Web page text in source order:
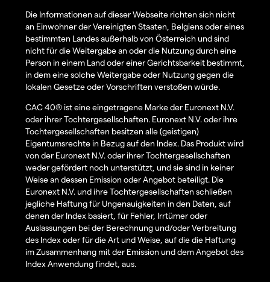
Die Informationen auf dieser Webseite richten sich nicht
an Einwohner der Vereinigten Staaten, Belgiens oder eines
bestimmten Landes außerhalb von Österreich und sind
nicht für die Weitergabe an oder die Nutzung durch eine
Person in einem Land oder einer Gerichtsbarkeit bestimmt,
in dem eine solche Weitergabe oder Nutzung gegen die
lokalen Gesetze oder Vorschriften verstoßen würde.
CAC 40® ist eine eingetragene Marke der Euronext N.V.
oder ihrer Tochtergesellschaften. Euronext N.V. oder ihre
Tochtergesellschaften besitzen alle (geistigen)
Eigentumsrechte in Bezug auf den Index. Das Produkt wird
von der Euronext N.V. oder ihrer Tochtergesellschaften
weder gefördert noch unterstützt, und sie sind in keiner
Weise an dessen Emission oder Angebot beteiligt. Die
Euronext N.V. und ihre Tochtergesellschaften schließen
jegliche Haftung für Ungenauigkeiten in den Daten, auf
denen der Index basiert, für Fehler, Irrtümer oder
Auslassungen bei der Berechnung und/oder Verbreitung
des Index oder für die Art und Weise, auf die die Haftung
im Zusammenhang mit der Emission und dem Angebot des
Index Anwendung findet, aus.